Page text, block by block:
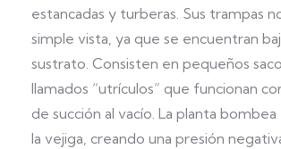
estancadas y turberas. Sus trampas
simple vista, ya que se encuentran
sustrato. Consisten en pequeños
llamados “utrículos” que funcionan
de succión al vacío. La planta
la vejiga, creando una presión